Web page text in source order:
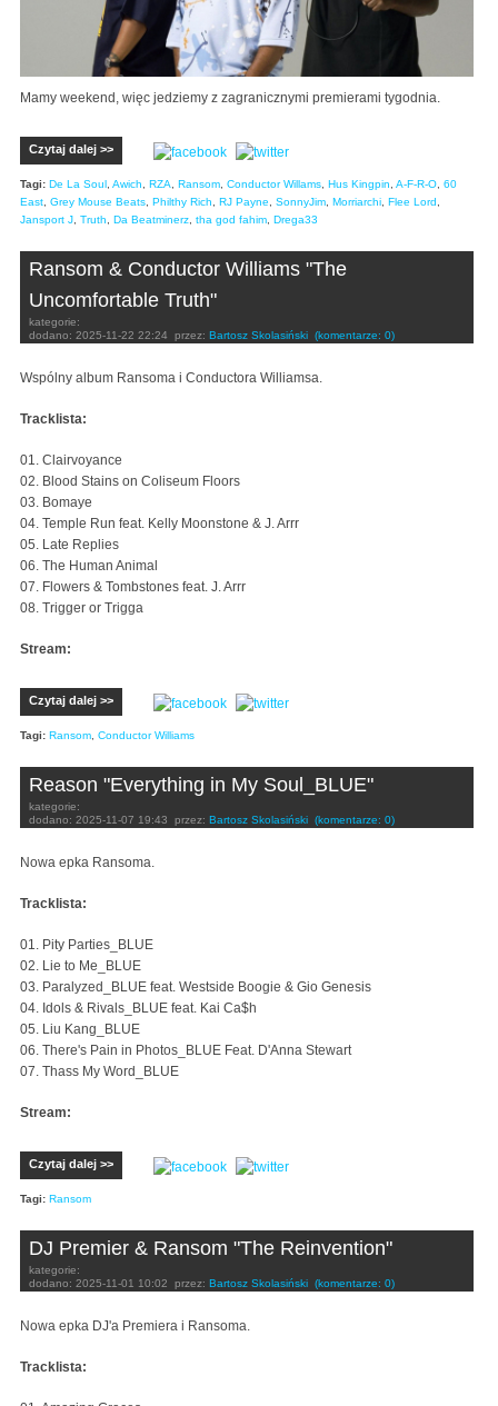
Mamy weekend, więc jedziemy z zagranicznymi premierami tygodnia.
Czytaj dalej >>
Tagi: De La Soul Awich RZA Ransom Conductor Willams Hus Kingpin A-F-R-O 60
East Grey Mouse Beats Philthy Rich RJ Payne SonnyJim Morriarchi Flee Lord
Jansport J Truth Da Beatminerz tha god fahim Drega33
Ransom & Conductor Williams "The
Uncomfortable Truth"
kategorie:
dodano: 2025-11-22 22:24 przez: Bartosz Skolasiński (komentarze: 0)
Wspólny album Ransoma i Conductora Williamsa.
Tracklista:
01. Clairvoyance
02. Blood Stains on Coliseum Floors
03. Bomaye
04. Temple Run feat. Kelly Moonstone & J. Arrr
05. Late Replies
06. The Human Animal
07. Flowers & Tombstones feat. J. Arrr
08. Trigger or Trigga
Stream:
Czytaj dalej >>
Tagi: Ransom Conductor Williams
Reason "Everything in My Soul_BLUE"
kategorie:
dodano: 2025-11-07 19:43 przez: Bartosz Skolasiński (komentarze: 0)
Nowa epka Ransoma.
Tracklista:
01. Pity Parties_BLUE
02. Lie to Me_BLUE
03. Paralyzed_BLUE feat. Westside Boogie & Gio Genesis
04. Idols & Rivals_BLUE feat. Kai Ca$h
05. Liu Kang_BLUE
06. There's Pain in Photos_BLUE Feat. D'Anna Stewart
07. Thass My Word_BLUE
Stream:
Czytaj dalej >>
Tagi: Ransom
DJ Premier & Ransom "The Reinvention"
kategorie:
dodano: 2025-11-01 10:02 przez: Bartosz Skolasiński (komentarze: 0)
Nowa epka DJ'a Premiera i Ransoma.
Tracklista: